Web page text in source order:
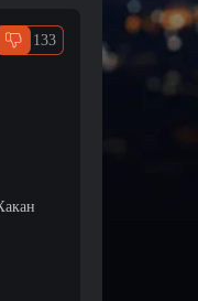
133